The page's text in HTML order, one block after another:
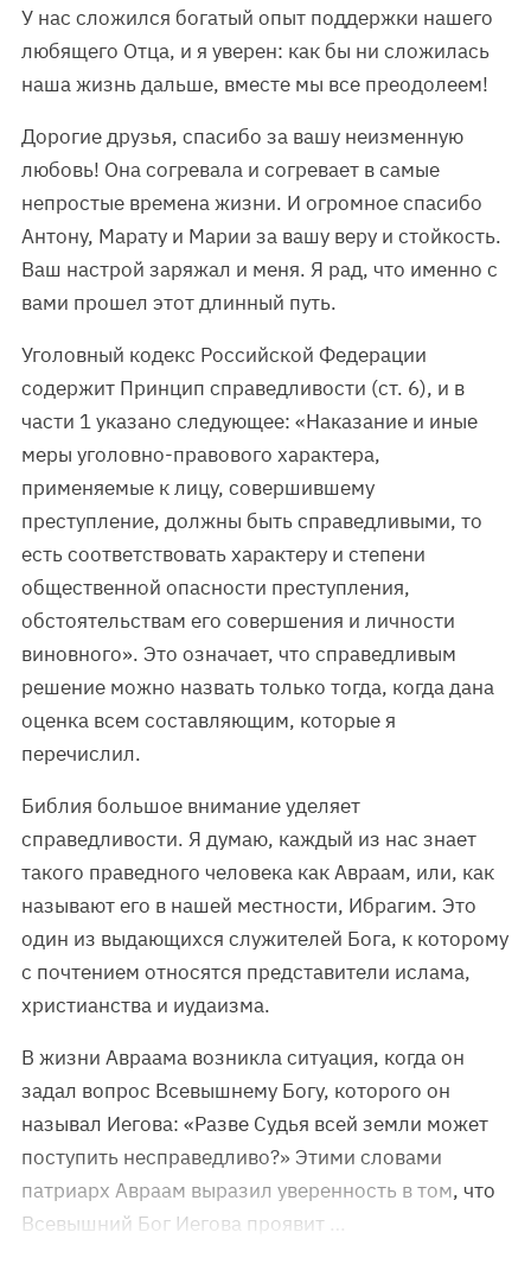
У нас сложился богатый опыт поддержки нашего
любящего Отца, и я уверен: как бы ни сложилась
наша жизнь дальше, вместе мы все преодолеем!
Дорогие друзья, спасибо за вашу неизменную
любовь! Она согревала и согревает в самые
непростые времена жизни. И огромное спасибо
Антону, Марату и Марии за вашу веру и стойкость.
Ваш настрой заряжал и меня. Я рад, что именно с
вами прошел этот длинный путь.
Уголовный кодекс Российской Федерации
содержит Принцип справедливости (ст. 6), и в
части 1 указано следующее: «Наказание и иные
меры уголовно-правового характера,
применяемые к лицу, совершившему
преступление, должны быть справедливыми, то
есть соответствовать характеру и степени
общественной опасности преступления,
обстоятельствам его совершения и личности
виновного». Это означает, что справедливым
решение можно назвать только тогда, когда дана
оценка всем составляющим, которые я
перечислил.
Библия большое внимание уделяет
справедливости. Я думаю, каждый из нас знает
такого праведного человека как Авраам, или, как
называют его в нашей местности, Ибрагим. Это
один из выдающихся служителей Бога, к которому
с почтением относятся представители ислама,
христианства и иудаизма.
В жизни Авраама возникла ситуация, когда он
задал вопрос Всевышнему Богу, которого он
называл Иегова: «Разве Судья всей земли может
поступить несправедливо?» Этими словами
патриарх Авраам выразил уверенность в том, что
Всевышний Бог Иегова проявит …